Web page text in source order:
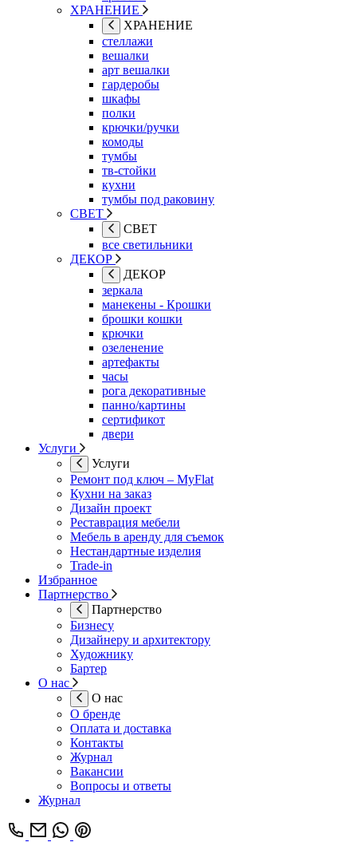
ХРАНЕНИЕ
ХРАНЕНИЕ
стеллажи
вешалки
арт вешалки
гардеробы
шкафы
полки
крючки/ручки
комоды
тумбы
тв-стойки
кухни
тумбы под раковину
СВЕТ
СВЕТ
все светильники
ДЕКОР
ДЕКОР
зеркала
манекены - Крошки
брошки кошки
крючки
озеленение
артефакты
часы
рога декоративные
панно/картины
сертификот
двери
Услуги
Услуги
Ремонт под ключ – MyFlat
Кухни на заказ
Дизайн проект
Реставрация мебели
Мебель в аренду для съемок
Нестандартные изделия
Trade-in
Избранное
Партнерство
Партнерство
Бизнесу
Дизайнеру и архитектору
Художнику
Бартер
О нас
О нас
О бренде
Оплата и доставка
Контакты
Журнал
Вакансии
Вопросы и ответы
Журнал